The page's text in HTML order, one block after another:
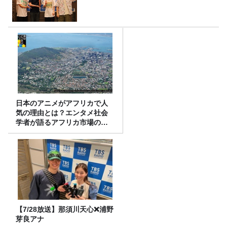
日本のアニメがアフリカで人
気の理由とは？エンタメ社会
学者が語るアフリカ市場のリ
アル
【7/28放送】那須川天心❌浦野
芽良アナ